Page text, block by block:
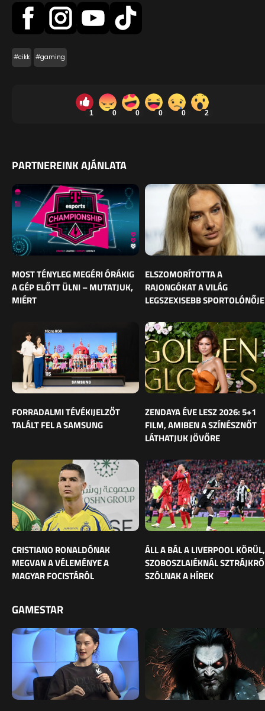
#cikk #gaming
1 0 0 0 0 2
PARTNEREINK AJÁNLATA
MOST TÉNYLEG MEGÉRI ÓRÁKIG
A GÉP ELŐTT ÜLNI – MUTATJUK,
MIÉRT
ELSZOMORÍTOTTA A
RAJONGÓKAT A VILÁG
LEGSZEXISEBB SPORTOLÓNŐJE
FORRADALMI TÉVÉKIJELZŐT
TALÁLT FEL A SAMSUNG
ZENDAYA ÉVE LESZ 2026: 5+1
FILM, AMIBEN A SZÍNÉSZNŐT
LÁTHATJUK JÖVŐRE
CRISTIANO RONALDÓNAK
MEGVAN A VÉLEMÉNYE A
MAGYAR FOCISTÁRÓL
ÁLL A BÁL A LIVERPOOL KÖRÜL,
SZOBOSZLAIÉKNÁL
SZÓLNAK A HÍREK
GAMESTAR